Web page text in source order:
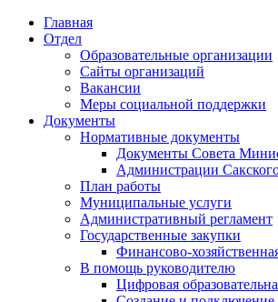
Главная
Отдел
Образовательные организации
Сайты организаций
Вакансии
Меры социальной поддержки
Документы
Нормативные документы
Документы Совета
Администрации
План работы
Муниципальные услуги
Административный регламент
Государственные закупки
Финансово-
В помощь руководителю
Цифровая